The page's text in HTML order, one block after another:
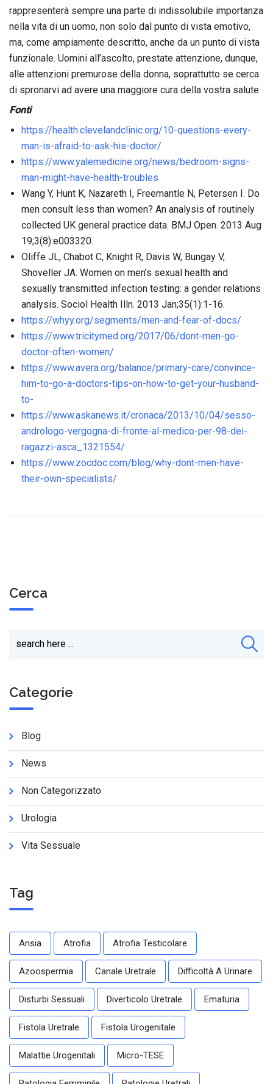
rappresenterà sempre una parte di indissolubile importanza
nella vita di un uomo, non solo dal punto di vista emotivo,
ma, come ampiamente descritto, anche da un punto di vista
funzionale. Uomini all’ascolto, prestate attenzione, dunque,
alle attenzioni premurose della donna, soprattutto se cerca
di spronarvi ad avere una maggiore cura della vostra salute.
Fonti
https://health.clevelandclinic.org/10-questions-every-
man-is-afraid-to-ask-his-doctor/
https://www.yalemedicine.org/news/bedroom-signs-
man-might-have-health-troubles
Wang Y, Hunt K, Nazareth I, Freemantle N, Petersen I. Do
men consult less than women? An analysis of routinely
collected UK general practice data. BMJ Open. 2013 Aug
19;3(8):e003320.
Oliffe JL, Chabot C, Knight R, Davis W, Bungay V,
Shoveller JA. Women on men’s sexual health and
sexually transmitted infection testing: a gender relations
analysis. Sociol Health Illn. 2013 Jan;35(1):1-16.
https://whyy.org/segments/men-and-fear-of-docs/
https://www.tricitymed.org/2017/06/dont-men-go-
doctor-often-women/
https://www.avera.org/balance/primary-care/convince-
him-to-go-a-doctors-tips-on-how-to-get-your-husband-
to-
https://www.askanews.it/cronaca/2013/10/04/sesso-
andrologo-vergogna-di-fronte-al-medico-per-98-dei-
ragazzi-asca_1321554/
https://www.zocdoc.com/blog/why-dont-men-have-
their-own-specialists/
Cerca
Categorie
Blog
News
Non Categorizzato
Urologia
Vita Sessuale
Tag
Ansia Atrofia Atrofia Testicolare
Azoospermia Canale Uretrale Difficoltà A Urinare
Disturbi Sessuali Diverticolo Uretrale Ematuria
Fistola Uretrale Fistola Urogenitale
Malattie Urogenitali Micro-TESE